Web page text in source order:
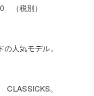
（税別）
人気モデル。
。